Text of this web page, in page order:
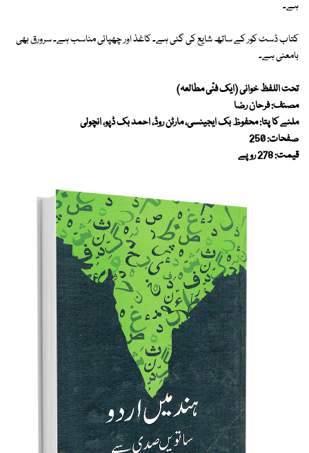
ہے۔
کتاب ڈسٹ کور کے ساتھ شایع کی گئی ہے۔ کاغذ اور چھپائی مناسب ہے۔ سرورق بھی
بامعنی ہے۔
تحت اللفظ خوانی (ایک فنّی مطالعہ)
مصنف: فرحان رضا
ملنے کا پتا: محفوظ بک ایجینسی، مارٹن روڈ، احمد بک ڈپو، انچولی
صفحات: 250
قیمت: 278 روپے